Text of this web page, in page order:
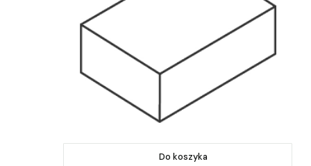
Do koszyka